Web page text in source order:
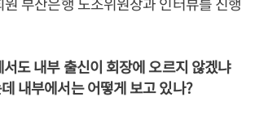
도 내부 출신이 회장에 오르지 않겠냐
내부에서는 어떻게 보고 있나?